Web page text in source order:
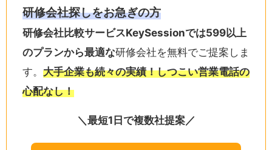
研修会社探しをお急ぎの方
研修会社比較サービスKeySessionでは599以上
のプランから最適な研修会社を無料でご提案しま
す。 大手企業も続々の実績！しつこい営業電話の
心配なし！
＼最短1日で複数社提案／